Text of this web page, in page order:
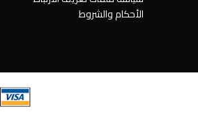
الأحكام والشروط